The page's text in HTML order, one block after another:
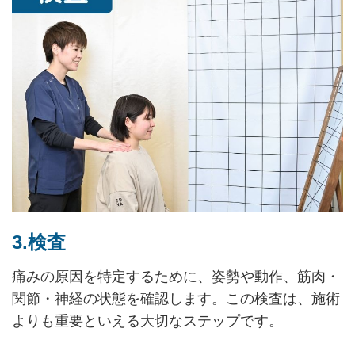
3.検査
痛みの原因を特定するために、姿勢や動作、筋肉・
関節・神経の状態を確認します。この検査は、施術
よりも重要といえる大切なステップです。